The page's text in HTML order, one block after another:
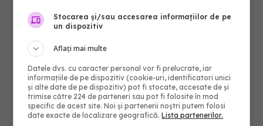
Stocarea și/sau accesarea informațiilor de pe
un dispozitiv
Aflați mai multe
Datele dvs. cu caracter personal vor fi prelucrate, iar
informațiile de pe dispozitiv (cookie-uri, identificatori unici
și alte date de pe dispozitiv) pot fi stocate, accesate de și
trimise către 224 de parteneri sau pot fi folosite în mod
specific de acest site. Noi și partenerii noștri putem folosi
date exacte de localizare geografică.Lista partenerilor.